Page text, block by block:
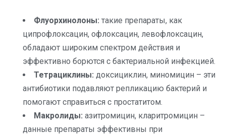
Флуорхинолоны: такие препараты, как
ципрофлоксацин, офлоксацин, левофлоксацин,
обладают широким спектром действия и
эффективно борются с бактериальной инфекцией.
Тетрациклины: доксициклин, миномицин – эти
антибиотики подавляют репликацию бактерий и
помогают справиться с простатитом.
Макролиды: азитромицин, кларитромицин –
данные препараты эффективны при